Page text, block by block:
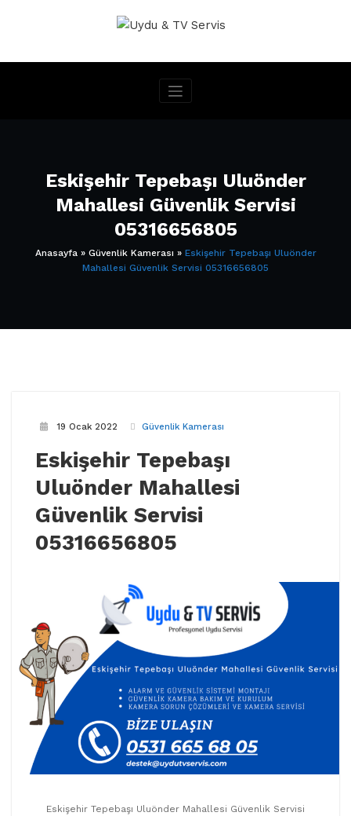
Eskişehir Tepebaşı Uluönder
Mahallesi Güvenlik Servisi
05316656805
Anasayfa » Güvenlik Kamerası » Eskişehir Tepebaşı Uluönder
Mahallesi Güvenlik Servisi 05316656805
19 Ocak 2022 Güvenlik Kamerası
Eskişehir Tepebaşı
Uluönder Mahallesi
Güvenlik Servisi
05316656805
Eskişehir Tepebaşı Uluönder Mahallesi Güvenlik Servisi